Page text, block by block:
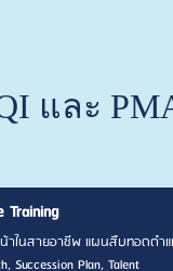
และ
าในสายอาชีพ แผนสืบทอดตำ
Succession Plan, Talent